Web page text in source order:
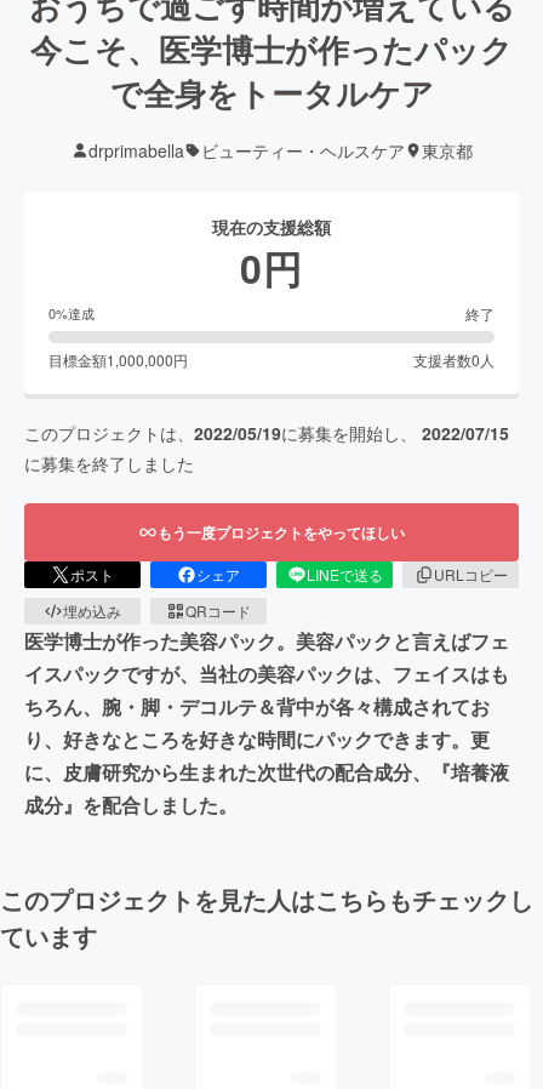
今こそ、医学博士が作ったパック
で全身をトータルケア
drprimabella ビューティー・ヘルスケア 東京都
現在の支援総額
0円
0%達成 終了
目標金額1,000,000円 支援者数0 人
このプロジェクトは、 2022/05/19に募集を開始し、 2022/07/15
に募集を終了しました
もう一度プロジェクトをやってほしい
ポスト シェア LINEで送る
URLコピー
埋め込み
QRコード
医学博士が作った美容パック。美容パックと言えばフェ
イスパックですが、当社の美容パックは、フェイスはも
ちろん、腕・脚・デコルテ＆背中が各々構成されてお
り、好きなところを好きな時間にパックできます。更
に、皮膚研究から生まれた次世代の配合成分、『培養液
成分』を配合しました。
このプロジェクトを見た人はこちらもチェックし
ています